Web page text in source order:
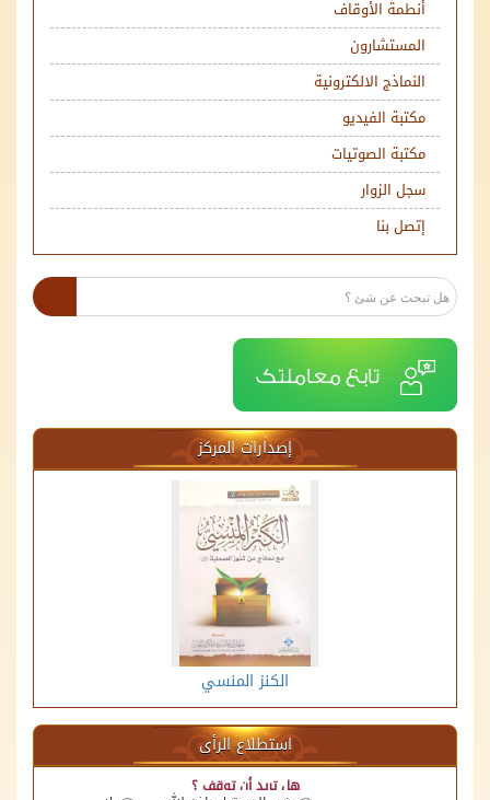
أنطمة الأوقاف
المستشارون
النماذج الالكترونية
مكتبة الفيديو
مكتبة الصوتيات
سجل الزوار
إتصل بنا
إصدارات المركز
الكنز المنسي
استطلاع الرأى
هل تريد أن توقف ؟